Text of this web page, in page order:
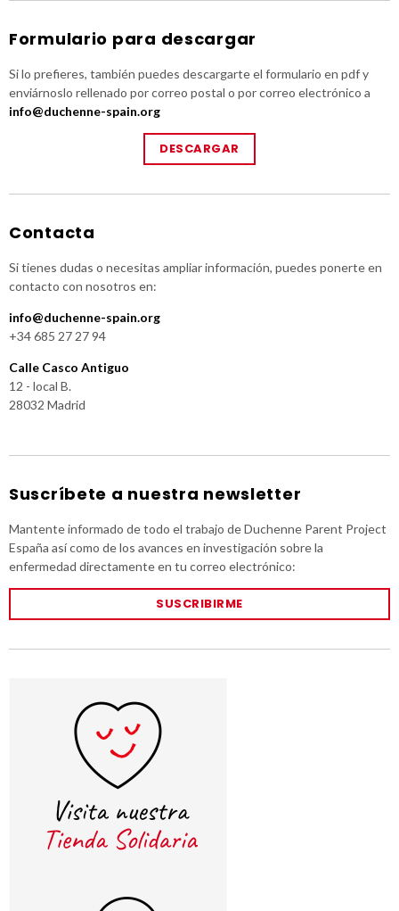
Formulario para descargar
Si lo prefieres, también puedes descargarte el formulario en pdf y
enviárnoslo rellenado por correo postal o por correo electrónico a
info@duchenne-spain.org
DESCARGAR
Contacta
Si tienes dudas o necesitas ampliar información, puedes ponerte en
contacto con nosotros en:
info@duchenne-spain.org
+34 685 27 27 94
Calle Casco Antiguo
12 - local B.
28032 Madrid
Suscríbete a nuestra newsletter
Mantente informado de todo el trabajo de Duchenne Parent Project
España así como de los avances en investigación sobre la
enfermedad directamente en tu correo electrónico:
SUSCRIBIRME